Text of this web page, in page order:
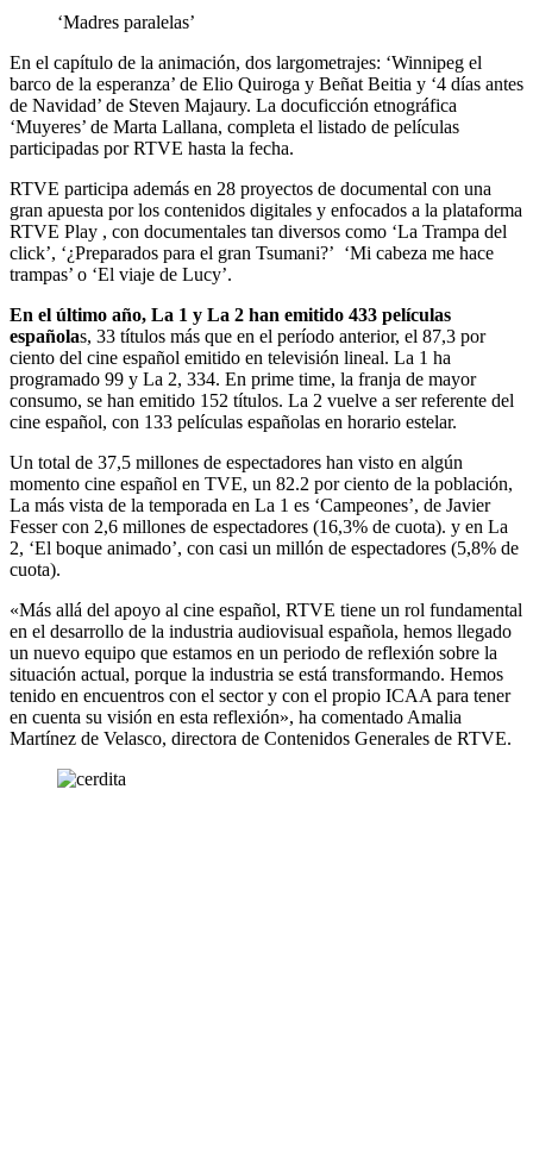
‘Madres paralelas’
En el capítulo de la animación, dos largometrajes: ‘Winnipeg el
barco de la esperanza’ de Elio Quiroga y Beñat Beitia y ‘4 días antes
de Navidad’ de Steven Majaury. La docuficción etnográfica
‘Muyeres’ de Marta Lallana, completa el listado de películas
participadas por RTVE hasta la fecha.
RTVE participa además en 28 proyectos de documental con una
gran apuesta por los contenidos digitales y enfocados a la plataforma
RTVE Play , con documentales tan diversos como ‘La Trampa del
click’, ‘¿Preparados para el gran Tsumani?’ ‘Mi cabeza me hace
trampas’ o ‘El viaje de Lucy’.
En el último año, La 1 y La 2 han emitido 433 películas
españolas, 33 títulos más que en el período anterior, el 87,3 por
ciento del cine español emitido en televisión lineal. La 1 ha
programado 99 y La 2, 334. En prime time, la franja de mayor
consumo, se han emitido 152 títulos. La 2 vuelve a ser referente del
cine español, con 133 películas españolas en horario estelar.
Un total de 37,5 millones de espectadores han visto en algún
momento cine español en TVE, un 82.2 por ciento de la población,
La más vista de la temporada en La 1 es ‘Campeones’, de Javier
Fesser con 2,6 millones de espectadores (16,3% de cuota). y en La
2, ‘El boque animado’, con casi un millón de espectadores (5,8% de
cuota).
«Más allá del apoyo al cine español, RTVE tiene un rol fundamental
en el desarrollo de la industria audiovisual española, hemos llegado
un nuevo equipo que estamos en un periodo de reflexión sobre la
situación actual, porque la industria se está transformando. Hemos
tenido en encuentros con el sector y con el propio ICAA para tener
en cuenta su visión en esta reflexión», ha comentado Amalia
Martínez de Velasco, directora de Contenidos Generales de RTVE.